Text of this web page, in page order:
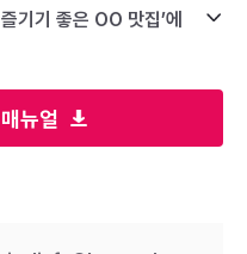
뉴얼
기기 좋은 OO 맛집’에